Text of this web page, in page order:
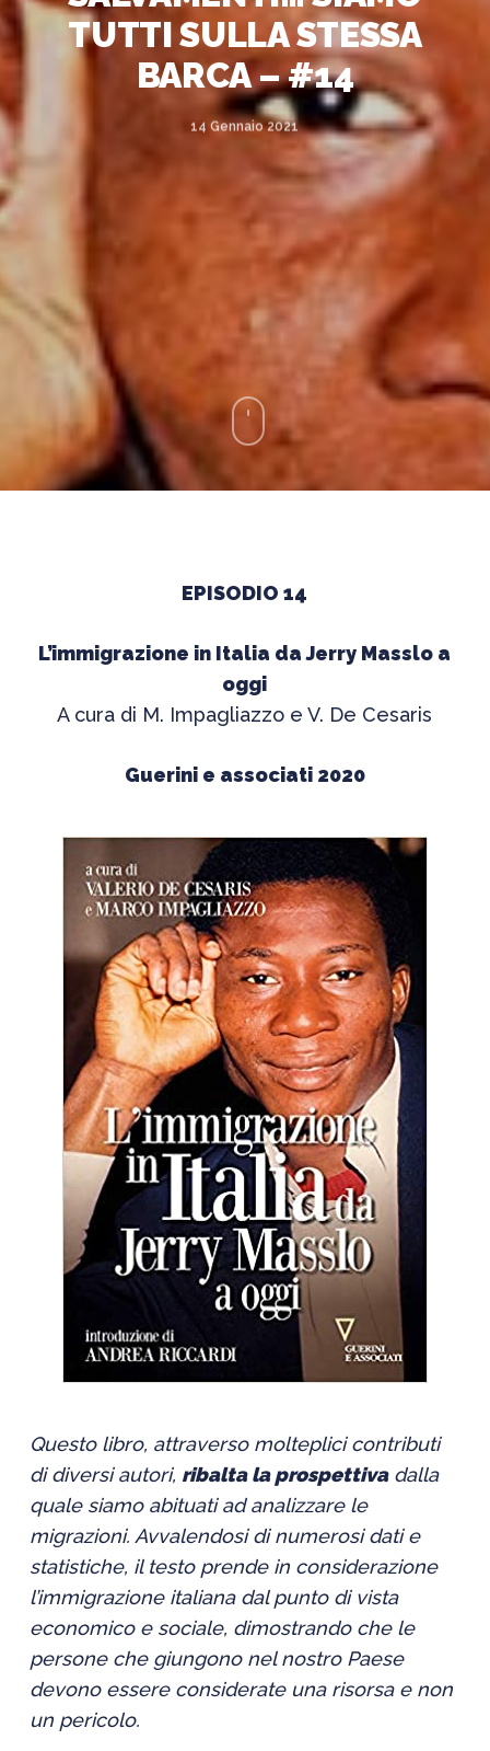
TUTTI SULLA STESSA
BARCA – #14
14 Gennaio 2021
EPISODIO 14
L’immigrazione in Italia da Jerry Masslo a
oggi
A cura di M. Impagliazzo e V. De Cesaris
Guerini e associati 2020
Questo libro, attraverso molteplici contributi
di diversi autori, ribalta la prospettivadalla
quale siamo abituati ad analizzare le
migrazioni. Avvalendosi di numerosi dati e
statistiche, il testo prende in considerazione
l’immigrazione italiana dal punto di vista
economico e sociale, dimostrando che le
persone che giungono nel nostro Paese
devono essere considerate una risorsa e non
un pericolo.